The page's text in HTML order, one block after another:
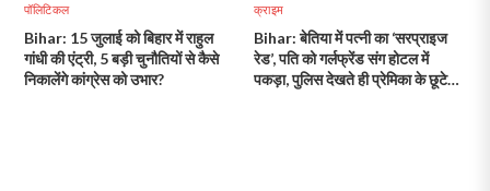
पॉलिटिकल
Bihar: 15 जुलाई को बिहार में राहुल
गांधी की एंट्री, 5 बड़ी चुनौतियों से कैसे
निकालेंगे कांग्रेस को उभार?
क्राइम
Bihar: बेतिया में पत्नी का ‘सरप्राइज
रेड’, पति को गर्लफ्रेंड संग होटल में
पकड़ा, पुलिस देखते ही प्रेमिका के छूटे